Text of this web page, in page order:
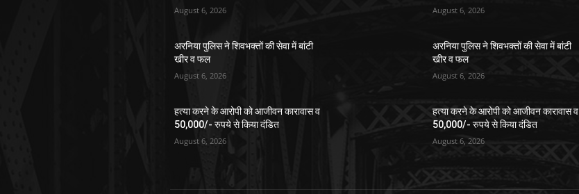
August 6, 2026
अरनिया पुलिस ने शिवभक्तों की सेवा में बांटी
खीर व फल
August 6, 2026
हत्या करने के आरोपी को आजीवन कारावास व
50,000/- रुपये से किया दंडित
August 6, 2026
August 6, 2026
अरनिया पुलिस ने शिवभक्तों की सेवा में बांटी
खीर व फल
August 6, 2026
हत्या करने के आरोपी को आजीवन कारावास व
50,000/- रुपये से किया दंडित
August 6, 2026